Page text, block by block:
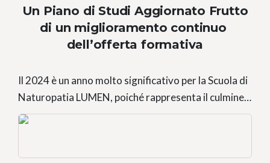
Un Piano di Studi Aggiornato Frutto
di un miglioramento continuo
dell’offerta formativa
Il 2024 è un anno molto significativo per la Scuola di
Naturopatia LUMEN, poiché rappresenta il culmine…